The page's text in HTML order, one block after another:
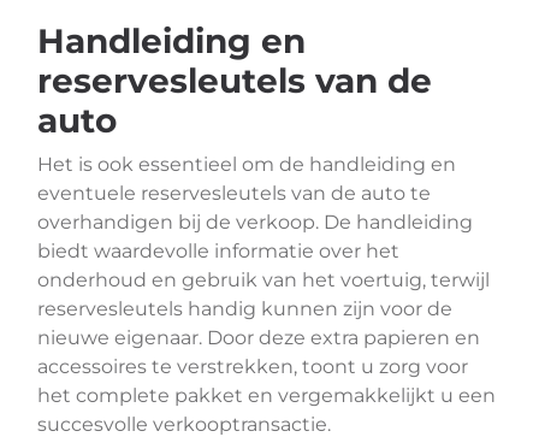
Handleiding en
reservesleutels van de
auto
Het is ook essentieel om de handleiding en
eventuele reservesleutels van de auto te
overhandigen bij de verkoop. De handleiding
biedt waardevolle informatie over het
onderhoud en gebruik van het voertuig, terwijl
reservesleutels handig kunnen zijn voor de
nieuwe eigenaar. Door deze extra papieren en
accessoires te verstrekken, toont u zorg voor
het complete pakket en vergemakkelijkt u een
succesvolle verkooptransactie.